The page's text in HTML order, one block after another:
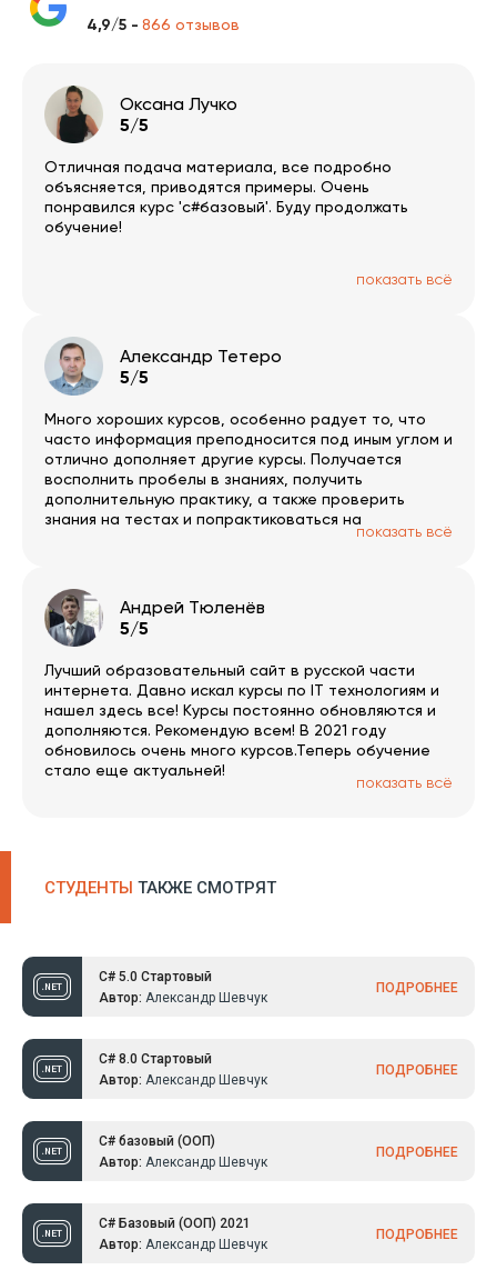
4,9/5 - 866 отзывов
Оксана Лучко
5/5
Отличная подача материала, все подробно
объясняется, приводятся примеры. Очень
понравился курс 'c#базовый'. Буду продолжать
обучение!
показать всё
Александр Тетеро
5/5
Много хороших курсов, особенно радует то, что
часто информация преподносится под иным углом и
отлично дополняет другие курсы. Получается
восполнить пробелы в знаниях, получить
дополнительную практику, а также проверить
знания на тестах и попрактиковаться на
тренажерах. Отдельно приятно наличие системы
показать всё
Андрей Тюленёв
5/5
Лучший образовательный сайт в русской части
интернета. Давно искал курсы по IT технологиям и
нашел здесь все! Курсы постоянно обновляются и
дополняются. Рекомендую всем! В 2021 году
обновилось очень много курсов.Теперь обучение
стало еще актуальней!
показать всё
СТУДЕНТЫ ТАКЖЕ СМОТРЯТ
C# 5.0 Стартовый
Автор: Александр Шевчук
ПОДРОБНЕЕ
C# 8.0 Стартовый
Автор: Александр Шевчук
ПОДРОБНЕЕ
C# базовый (ООП)
Автор: Александр Шевчук
ПОДРОБНЕЕ
C# Базовый (ООП) 2021
Автор: Александр Шевчук
ПОДРОБНЕЕ